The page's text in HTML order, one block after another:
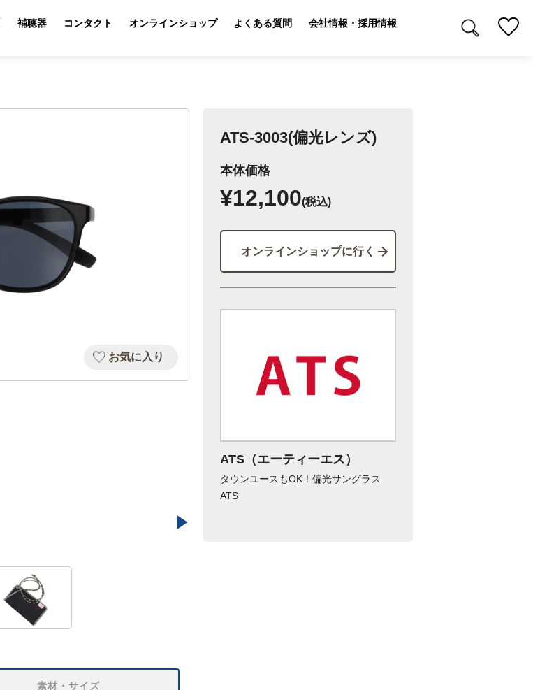
補聴器 コンタクト オンラインショップ よくある質問 会社情報・採用情報
お気に入り
素材・サイズ
ATS-3003(偏光レンズ)
本体価格
¥12,100(税込)
オンラインショップに行く
ATS（エーティーエス）
タウンユースもOK！偏光サングラス
ATS